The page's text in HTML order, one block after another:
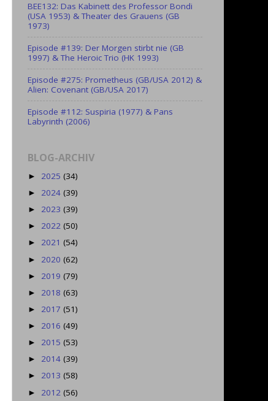
BEE132: Das Kabinett des Professor Bondi
(USA 1953) & Theater des Grauens (GB
1973)
Episode #139: Der Morgen stirbt nie (GB
1997) & The Heroic Trio (HK 1993)
Episode #275: Prometheus (GB/USA 2012) &
Alien: Covenant (GB/USA 2017)
Episode #112: Suspiria (1977) & Pans
Labyrinth (2006)
BLOG-ARCHIV
► 2025 (34)
► 2024 (39)
► 2023 (39)
► 2022 (50)
► 2021 (54)
► 2020 (62)
► 2019 (79)
► 2018 (63)
► 2017 (51)
► 2016 (49)
► 2015 (53)
► 2014 (39)
► 2013 (58)
► 2012 (56)